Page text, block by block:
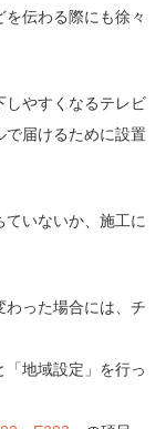
伝わる際にも徐々
しやすくなるテレビ
で届けるために設置
いないか、施工に
わった場合には、チ
「地域設定」を行っ